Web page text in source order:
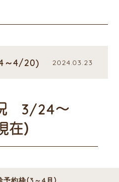
～4/20) 2024.03.23
3/24～
）